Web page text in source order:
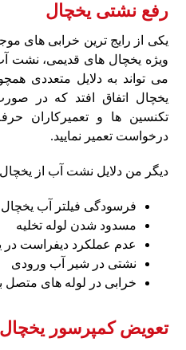
رفع نشتی یخچال
یکی از رایج ترین خرابی های
ویژه یخچال های قدیمی، نشت
می‌ تواند به دلایل متعددی
یخچال اتفاق افتد که در
تکنسین‌ ها و تعمیرکاران
درخواست تعمیر نمایید.
دیگر من دلایل نشت آب از یخچال
فرسودگی فیلتر آب یخچال
مسدود شدن لوله تخلیه
عدم عملکرد دیفراست در
نشتی در شیر آب ورودی
خرابی در لوله‌ های متصل
تعویض کمپرسور یخچال